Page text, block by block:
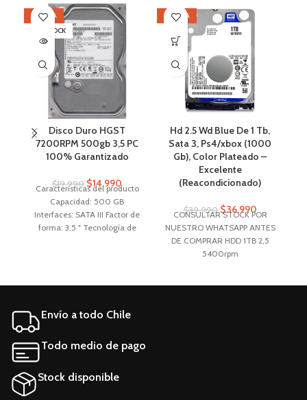
OFERTA
SIN STOCK
Disco Duro HGST
7200RPM 500gb 3,5 PC
100% Garantizado
$19.990 $14.990
Características del producto
Capacidad: 500 GB
Interfaces: SATA III Factor de
forma: 3.5 " Tecnología de
OFERTA
Hd 2.5 Wd Blue De 1 Tb,
Sata 3, Ps4/xbox (1000
Gb), Color Plateado –
Excelente
(Reacondicionado)
$39.990 $36.990
CONSULTAR STOCK POR
NUESTRO WHATSAPP ANTES
DE COMPRAR HDD 1TB 2,5
5400rpm
Envío a todo Chile
Todo medio de pago
Stock disponible